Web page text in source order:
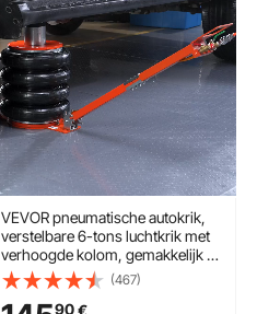
VEVOR pneumatische autokrik,
verstelbare 6-tons luchtkrik met
verhoogde kolom, gemakkelijk te
bedienen en ruimtebesparende
krik met dikke rubberen voet en
(467)
90€